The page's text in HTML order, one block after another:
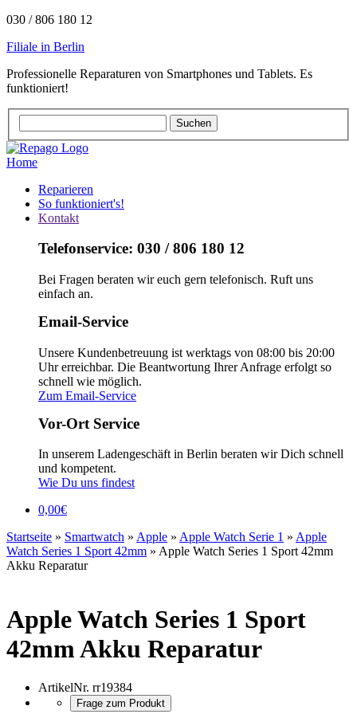
030 / 806 180 12
Filiale in Berlin
Professionelle Reparaturen von Smartphones und Tablets. Es
funktioniert!
Home
Reparieren
So funktioniert's!
Kontakt
Telefonservice: 030 / 806 180 12
Bei Fragen beraten wir euch gern telefonisch. Ruft uns
einfach an.
Email-Service
Unsere Kundenbetreuung ist werktags von 08:00 bis 20:00
Uhr erreichbar. Die Beantwortung Ihrer Anfrage erfolgt so
schnell wie möglich.
Zum Email-Service
Vor-Ort Service
In unserem Ladengeschäft in Berlin beraten wir Dich schnell
und kompetent.
Wie Du uns findest
0,00€
Startseite » Smartwatch » Apple » Apple Watch Serie 1 » Apple
Watch Series 1 Sport 42mm » Apple Watch Series 1 Sport 42mm
Akku Reparatur
Apple Watch Series 1 Sport
42mm Akku Reparatur
ArtikelNr. rr19384
Frage zum Produkt